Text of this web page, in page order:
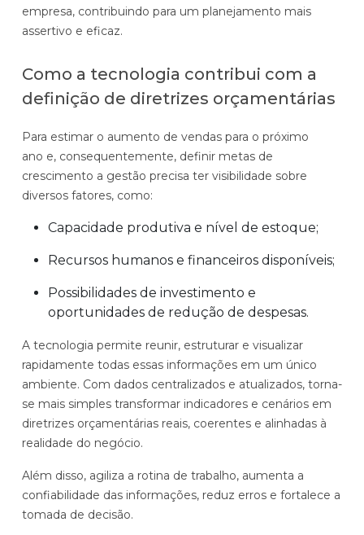
empresa, contribuindo para um planejamento mais
assertivo e eficaz.
Como a tecnologia contribui com a
definição de diretrizes orçamentárias
Para estimar o aumento de vendas para o próximo
ano e, consequentemente, definir metas de
crescimento a gestão precisa ter visibilidade sobre
diversos fatores, como:
Capacidade produtiva e nível de estoque;
Recursos humanos e financeiros disponíveis;
Possibilidades de investimento e
oportunidades de redução de despesas.
A tecnologia permite reunir, estruturar e visualizar
rapidamente todas essas informações em um único
ambiente. Com dados centralizados e atualizados, torna-
se mais simples transformar indicadores e cenários em
diretrizes orçamentárias reais, coerentes e alinhadas à
realidade do negócio.
Além disso, agiliza a rotina de trabalho, aumenta a
confiabilidade das informações, reduz erros e fortalece a
tomada de decisão.